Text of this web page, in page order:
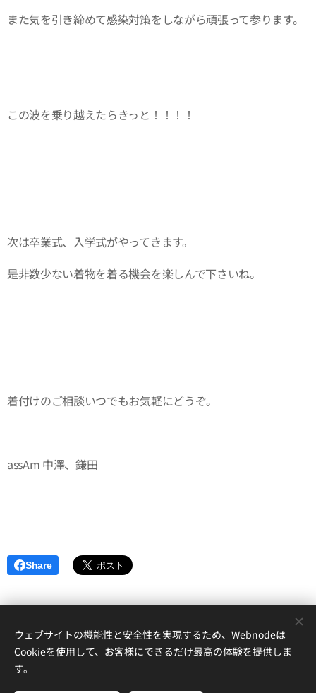
また気を引き締めて感染対策をしながら頑張って参ります。
この波を乗り越えたらきっと！！！！
次は卒業式、入学式がやってきます。
是非数少ない着物を着る機会を楽しんで下さいね。
着付けのご相談いつでもお気軽にどうぞ。
assAm 中澤、鎌田
Share
152-0035東京都目黒区自由が丘1-17-12自由が丘ハイツアンドー１A
assAm自由ヶ丘美容室
自由が丘徒歩５分 個室のあるヘアサロン 自由ケ丘 都立大学 奥沢 緑ヶ
ウェブサイトの機能性と安全性を実現するため、Webnodeは
Cookieを使用して、お客様にできるだけ最高の体験を提供しま
す。